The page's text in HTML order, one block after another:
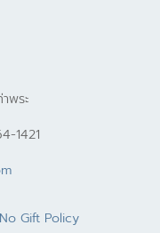
พระ
1421
Gift Policy